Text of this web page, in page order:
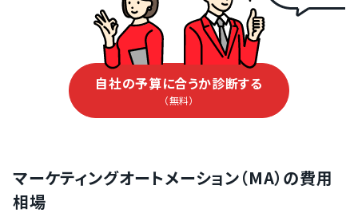
自社の予算に合うか診断する
（無料）
マーケティングオートメーション（MA）の費用
相場